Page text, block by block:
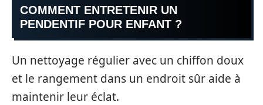
COMMENT ENTRETENIR UN
PENDENTIF POUR ENFANT ?
Un nettoyage régulier avec un chiffon doux
et le rangement dans un endroit sûr aide à
maintenir leur éclat.